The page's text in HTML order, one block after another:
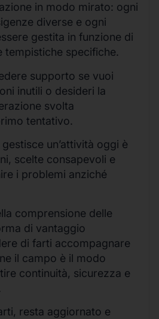
in modo mirato: ogni
diverse e ogni
gestita in funzione di
tempistiche specifiche.
supporto se vuoi
inutili o desideri la
svolta
tentativo.
un’attività oggi è
scelte consapevoli e
i problemi anziché
comprensione delle
di vantaggio
di farti accompagnare
il campo è il modo
continuità, sicurezza e
resta aggiornato e